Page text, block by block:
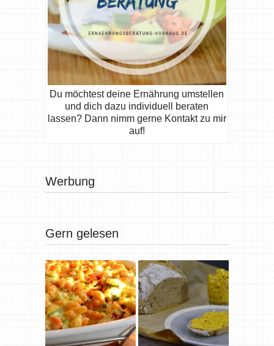
Du möchtest deine Ernährung umstellen
und dich dazu individuell beraten
lassen? Dann nimm gerne Kontakt zu mir
auf!
Werbung
Gern gelesen